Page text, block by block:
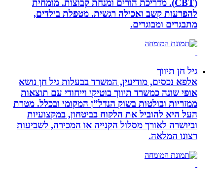
(CBT). מדריכת הורים ומנחת קבוצות. מומחית
להפרעות קשב ואכילה רגשית. מטפלת בילדים,
מתבגרים ומבוגרים.
גיל חן תיווך
אלפא נכסים, מודיעין, המשרד בבעלות גיל חן נושא
אופי שונה כמשרד תיווך בוטיקי וייחודי עם תוצאות
ממזריות ובולטות בשוק הנדל”ן המקומי ובכלל. מטרת
העל היא להוביל את הלקוח בביטחון, במקצועיות
וביושרה לאורך מסלול הקנייה או המכירה, לשביעות
רצונו המלאה.